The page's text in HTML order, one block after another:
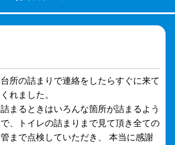
台所の詰まりで連絡をしたらすぐに来て
くれました。
詰まるときはいろんな箇所が詰まるよう
で、トイレの詰まりまで見て頂き全ての
管まで点検していただき、 本当に感謝